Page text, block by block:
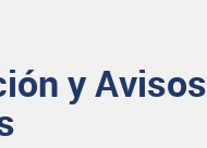
y Avisos